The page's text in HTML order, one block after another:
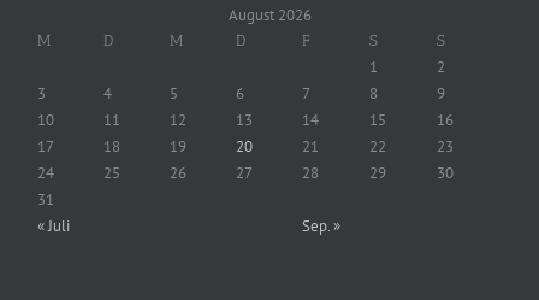
August 2026
M D M D F S S
1
2
3
4 5 6 7 8
9
10
11 12 13 14 15
16
17
18 19 20 21 22
23
24
25 26 27 28 29
30
31
« Juli
Sep. »